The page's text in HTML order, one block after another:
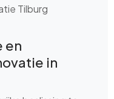
Tilburg
en
in